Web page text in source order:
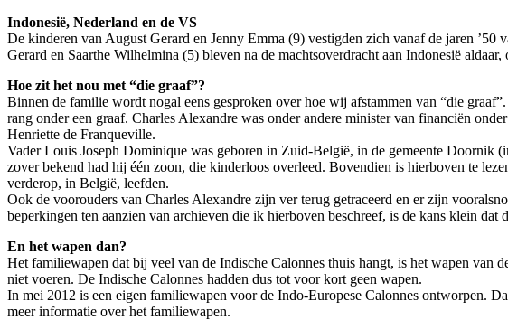
Indonesië, Nederland en de VS
De kinderen van August Gerard en Jenny Emma (9) vestigden zich vanaf de jaren
Gerard en Saarthe Wilhelmina (5) bleven na de machtsoverdracht aan Indonesië
Hoe zit het nou met “die graaf”?
Binnen de familie wordt nogal eens gesproken over hoe wij afstammen van “die
rang onder een graaf. Charles Alexandre was onder andere minister van financiën
Henriette de Franqueville.
Vader Louis Joseph Dominique was geboren in Zuid-België, in de gemeente Doornik
zover bekend had hij één zoon, die kinderloos overleed. Bovendien is hierboven te
verderop, in België, leefden.
Ook de voorouders van Charles Alexandre zijn ver terug getraceerd en er zijn
beperkingen ten aanzien van archieven die ik hierboven beschreef, is de kans klein dat
En het wapen dan?
Het familiewapen dat bij veel van de Indische Calonnes thuis hangt, is het wapen van
niet voeren. De Indische Calonnes hadden dus tot voor kort geen wapen.
In mei 2012 is een eigen familiewapen voor de Indo-Europese Calonnes ontworpen.
meer informatie over het familiewapen.